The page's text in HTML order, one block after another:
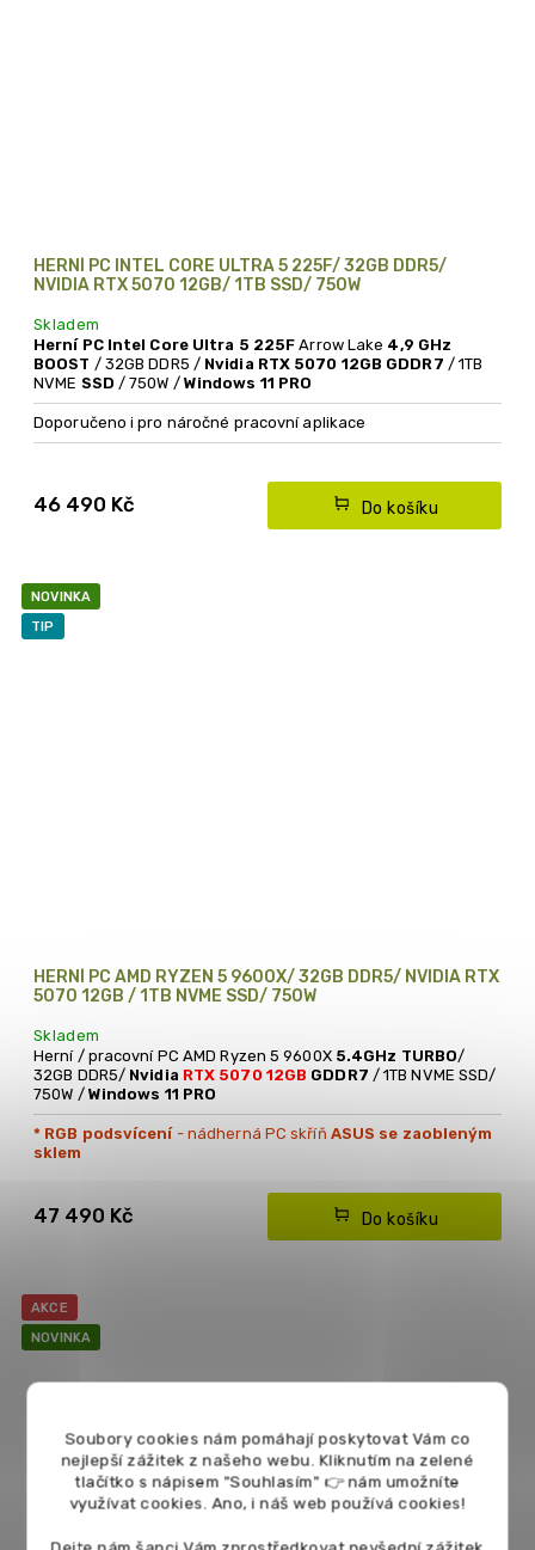
Soubory cookies nám pomáhají poskytovat Vám co
nejlepší zážitek z našeho webu. Kliknutím na zelené
tlačítko s nápisem "Souhlasím" 👉 nám umožníte
využívat cookies.Ano, i náš web používá cookies!
HERNÍ PC INTEL CORE ULTRA 5 225F/ 32GB DDR5/
NVIDIA RTX 5070 12GB/ 1TB SSD/ 750W
Skladem
46 490 Kč Do košíku
Herní PC Intel Core Ultra 5 225F Arrow Lake 4,9 GHz
BOOST / 32GB DDR5 / Nvidia RTX 5070 12GB GDDR7 / 1TB
NVME SSD / 750W / Windows 11 PRO
Doporučeno i pro náročné pracovní aplikace
Nadupaná grafika -
Nvidia RTX 5070 s 12GB GDDR7
NOVINKA
TIP
HERNÍ PC AMD RYZEN 5 9600X/ 32GB DDR5/ NVIDIA RTX
5070 12GB / 1TB NVME SSD/ 750W
Skladem
47 490 Kč Do košíku
Herní / pracovní PC AMD Ryzen 5 9600X 5.4GHz TURBO/
32GB DDR5/ Nvidia RTX 5070 12GB GDDR7 / 1TB NVME SSD/
750W / Windows 11 PRO
* RGB podsvícení- nádherná PC skříň ASUS se zaobleným
sklem
AKCE
NOVINKA